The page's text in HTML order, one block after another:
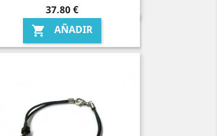
Precio
37,80 €
 AÑADIR